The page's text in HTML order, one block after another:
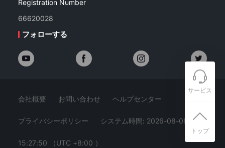
Registration Number
66620028
フォローする
会社概要 お問い合わせ ヘルプセンター
プライバシーポリシー システム時間: 2026-08-08
15:27:50 （UTC +8:00 ）
サービス
トップ